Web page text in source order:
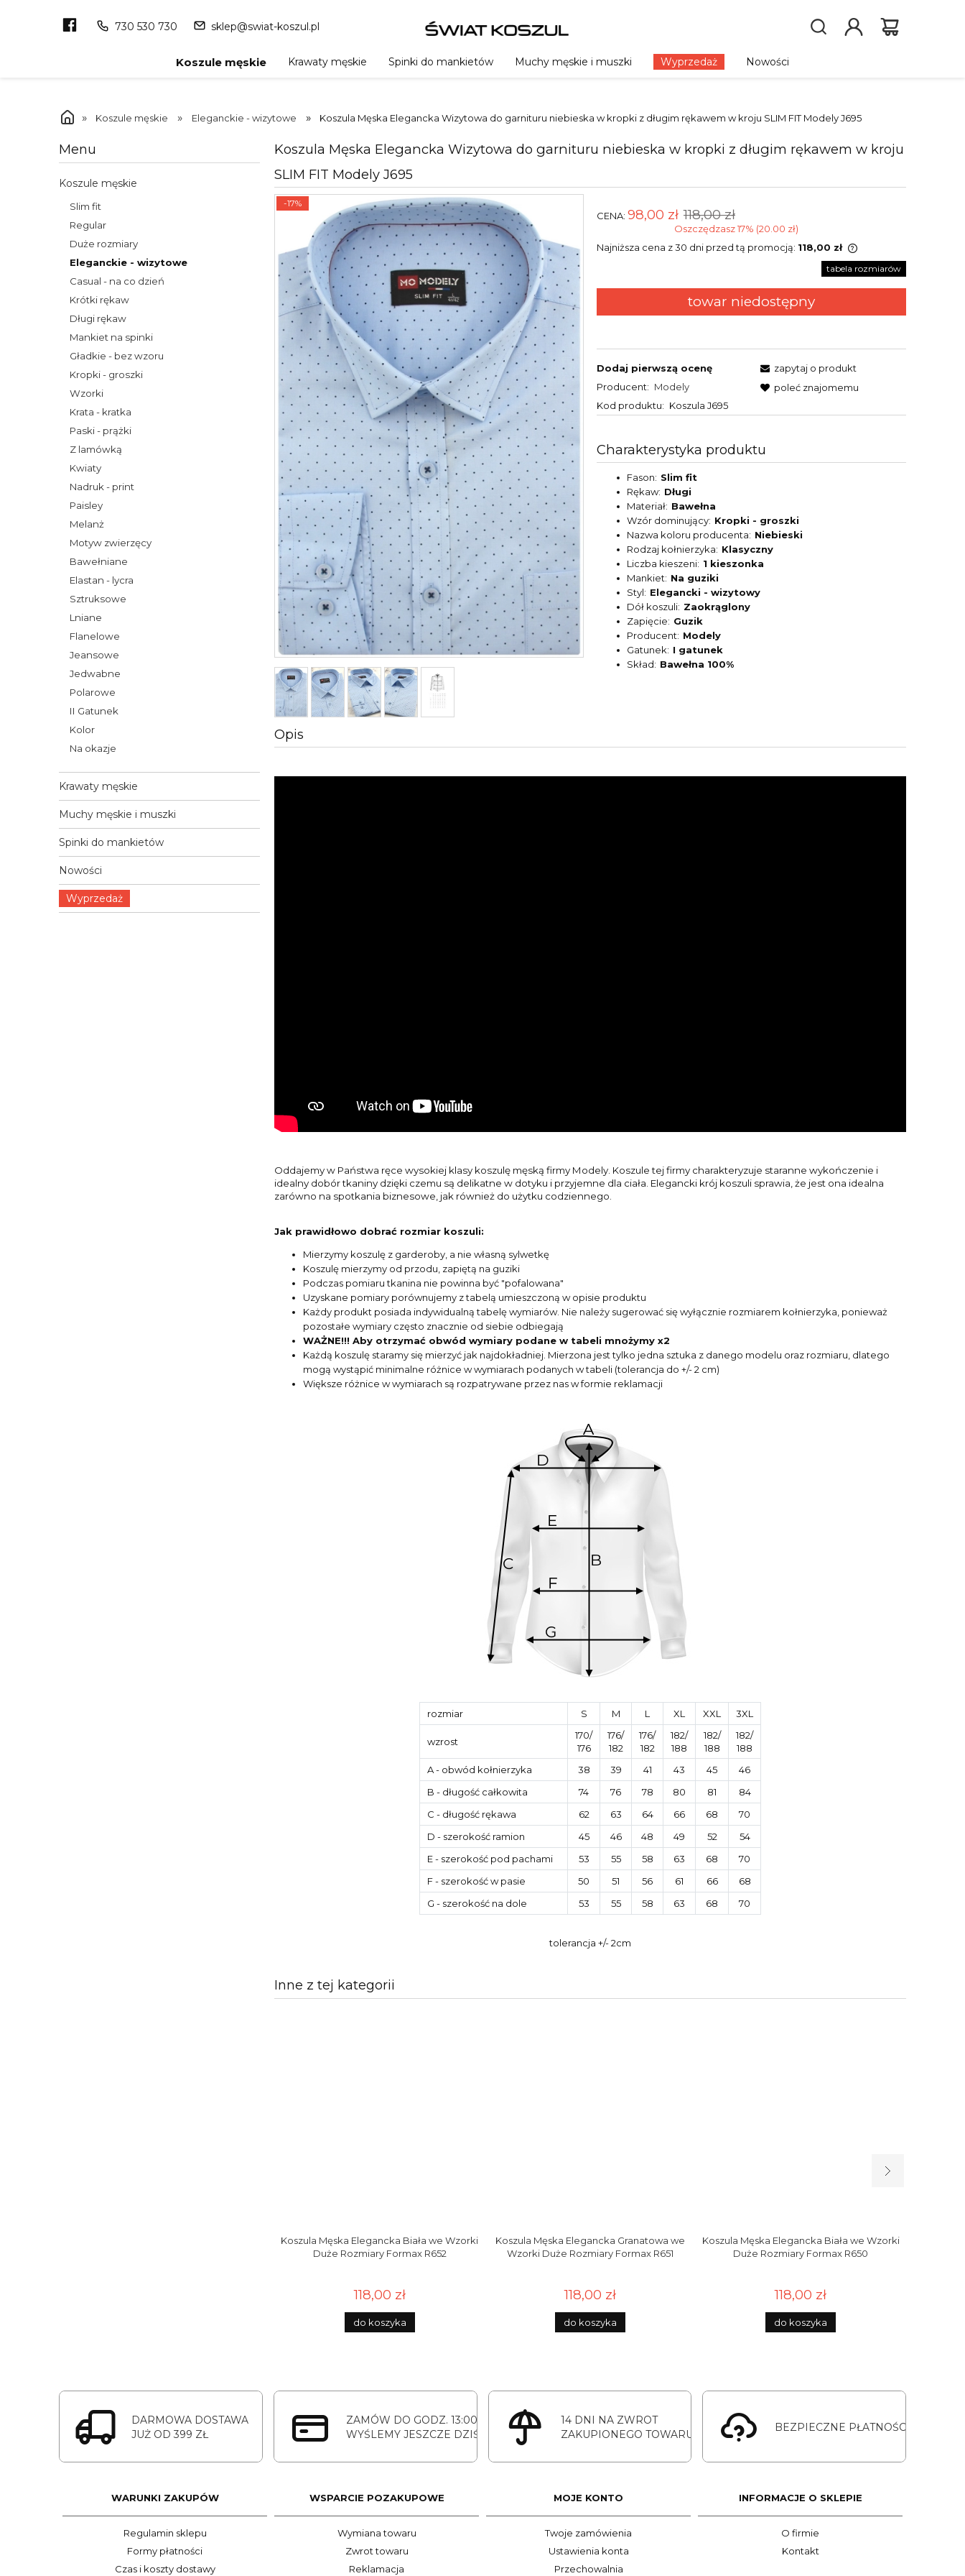
Koszule męskie Krawaty męskie Spinki do mankietów Muchy męskie i muszki Wyprzedaż Nowości
» Koszule męskie » Eleganckie - wizytowe » Koszula Męska Elegancka Wizytowa do garnituru niebieska w kropki z długim rękawem w kroju SLIM FIT Modely J695
Menu
Koszule męskie
Slim fit
Regular
Duże rozmiary
Eleganckie - wizytowe
Casual - na co dzień
Krótki rękaw
Długi rękaw
Mankiet na spinki
Gładkie - bez wzoru
Kropki - groszki
Wzorki
Krata - kratka
Paski - prążki
Z lamówką
Kwiaty
Nadruk - print
Paisley
Melanż
Motyw zwierzęcy
Bawełniane
Elastan - lycra
Sztruksowe
Lniane
Flanelowe
Jeansowe
Jedwabne
Polarowe
II Gatunek
Kolor
Na okazje
Krawaty męskie
Muchy męskie i muszki
Spinki do mankietów
Nowości
Wyprzedaż
Koszula Męska Elegancka Wizytowa do garnituru niebieska w kropki z długim rękawem w kroju
SLIM FIT Modely J695
-17%
CENA: 98,00 zł 118,00 zł
Oszczędzasz 17% (20.00 zł)
Najniższa cena z 30 dni przed tą promocją: 118,00 zł
Jeżeli produkt jest sprzedawany krócej
cena od momentu, kiedy produkt
tabela rozmiarów
towar niedostępny
Dodaj pierwszą ocenę
Producent: Modely
Kod produktu: Koszula J695
zapytaj o produkt
poleć znajomemu
Charakterystyka produktu
Fason
Slim fit
Rękaw Długi
Materiał Bawełna
Wzór dominujący Kropki - groszki
Nazwa koloru producenta
Niebieski
Rodzaj kołnierzyka
Klasyczny
Liczba kieszeni 1 kieszonka
Mankiet
Na guziki
Styl
Elegancki - wizytowy
Dół koszuli Zaokrąglony
Zapięcie
Guzik
Producent
Modely
Gatunek
I gatunek
Skład
Bawełna 100%
Opis
Oddajemy w Państwa ręce wysokiej klasy koszulę męską firmy Modely. Koszule tej firmy charakteryzuje staranne wykończenie i
idealny dobór tkaniny dzięki czemu są delikatne w dotyku i przyjemne dla ciała. Elegancki krój koszuli sprawia, że jest ona idealna
zarówno na spotkania biznesowe, jak również do użytku codziennego.
Jak prawidłowo dobrać rozmiar koszuli:
Mierzymy koszulę z garderoby, a nie własną sylwetkę
Koszulę mierzymy od przodu, zapiętą na guziki
Podczas pomiaru tkanina nie powinna być "pofalowana"
Uzyskane pomiary porównujemy z tabelą umieszczoną w opisie produktu
Każdy produkt posiada indywidualną tabelę wymiarów. Nie należy sugerować się wyłącznie rozmiarem kołnierzyka, ponieważ
pozostałe wymiary często znacznie od siebie odbiegają
WAŻNE!!! Aby otrzymać obwód wymiary podane w tabeli mnożymy x2
Każdą koszulę staramy się mierzyć jak najdokładniej. Mierzona jest tylko jedna sztuka z danego modelu oraz rozmiaru, dlatego
mogą wystąpić minimalne różnice w wymiarach podanych w tabeli (tolerancja do +/- 2 cm)
Większe różnice w wymiarach są rozpatrywane przez nas w formie reklamacji
rozmiar S M L XL XXL 3XL
wzrost
170/
176
176/
182
176/
182
182/
188
182/
188
182/
188
A- obwód kołnierzyka 38 39 41 43 45
46
B - długość całkowita 74 76 78 80 81
84
C - długość rękawa 62 63 64 66 68
70
D - szerokość ramion 45 46 48 49 52
54
E- szerokość pod pachami 53 55 58 63 68
70
F- szerokość w pasie 50 51 56 61 66
68
G - szerokość na dole 53 55 58 63 68 70
tolerancja +/- 2cm
Inne z tej kategorii
Koszula Męska Elegancka Biała we Wzorki
Duże Rozmiary Formax R652
118,00 zł
do koszyka
Koszula Męska Elegancka Granatowa we
Wzorki Duże Rozmiary Formax R651
118,00 zł
do koszyka
Koszula Męska Elegancka Biała we Wzorki
Duże Rozmiary Formax R650
118,00 zł
do koszyka
DARMOWA DOSTAWA
JUŻ OD 399 ZŁ
ZAMÓW DO GODZ. 13:00
WYŚLEMY JESZCZE DZIŚ
14 DNI NA ZWROT
ZAKUPIONEGO TOWARU
BEZPIECZNE PŁATNOŚCI
WARUNKI ZAKUPÓW
Regulamin sklepu
Formy płatności
Czas i koszty dostawy
WSPARCIE POZAKUPOWE
Wymiana towaru
Zwrot towaru
Reklamacja
MOJE KONTO
Twoje zamówienia
Ustawienia konta
Przechowalnia
INFORMACJE O SKLEPIE
O firmie
Kontakt
730 530 730 sklep@swiat-koszul.pl